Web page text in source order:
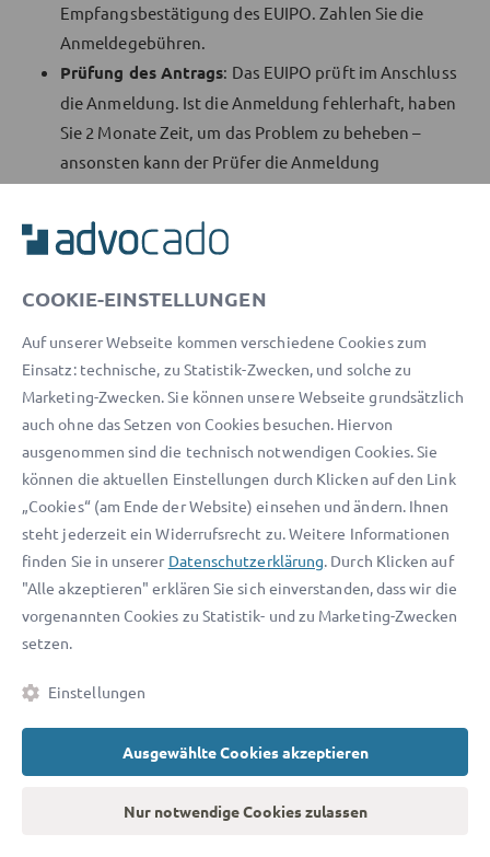
Empfangsbestätigung des EUIPO. Zahlen Sie die
Anmeldegebühren.
Prüfung des Antrags: Das EUIPO prüft im Anschluss
die Anmeldung. Ist die Anmeldung fehlerhaft, haben
Sie 2 Monate Zeit, um das Problem zu beheben –
ansonsten kann der Prüfer die Anmeldung
zurückweisen.
Veröffentlichung der Eintragung
Eintragung erfolgt die Veröffentlichung des Designs
Sie die Aufschiebung der Bekanntmachung beantragt,
werden nur Ihre Angaben, nicht aber das Design selbst
veröffentlicht.
Erteilung der Eintragungsurkunde: Nach der
vollständigen Bekanntmachung können Sie online Ihre
Eintragungsurkunde abrufen.
Wie lange dauert das Verfahren?
Erfüllt die Anmeldung alle erforderlichen Formvorschriften
und sonstigen Eintragungsvoraussetzungen, trägt das Amt
das Gemeinschaftsgeschmacksmuster im Regelfall innerhalb
Anmeldegebühren
Verfahren“
COOKIE-EINSTELLUNGEN
Auf unserer Webseite kommen verschiedene Cookies zum
Einsatz: technische, zu Statistik-Zwecken, und solche zu
Marketing-Zwecken. Sie können unsere Webseite grundsätzlich
auch ohne das Setzen von Cookies besuchen. Hiervon
ausgenommen sind die technisch notwendigen Cookies. Sie
können die aktuellen Einstellungen durch Klicken auf den Link
„Cookies“ (am Ende der Website) einsehen und ändern. Ihnen
steht jederzeit ein Widerrufsrecht zu. Weitere Informationen
finden Sie in unserer Datenschutzerklärung. Durch Klicken auf
"Alle akzeptieren" erklären Sie sich einverstanden, dass wir die
vorgenannten Cookies zu Statistik- und zu Marketing-Zwecken
setzen.
Einstellungen
Ausgewählte Cookies akzeptieren
Nur notwendige Cookies zulassen